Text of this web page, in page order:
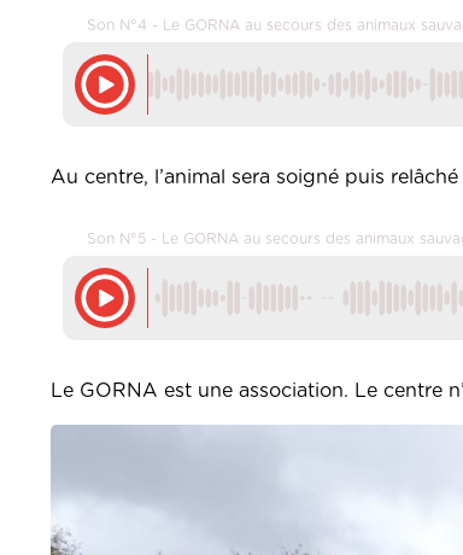
Son N°4 - Le GORNA au secours des animaux
Au centre, l’animal sera soigné puis
Son N°5 - Le GORNA au secours des animaux
Le GORNA est une association. Le centre